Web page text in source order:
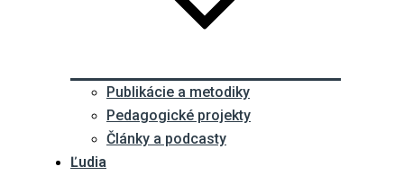
Publikácie a metodiky
Pedagogické projekty
Články a podcasty
Ľudia